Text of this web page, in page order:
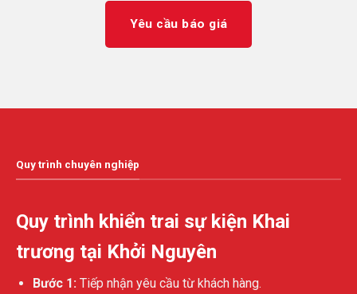
Yêu cầu báo giá
Quy trình chuyên nghiệp
Quy trình khiển trai sự kiện Khai
trương tại Khởi Nguyên
Bước 1: Tiếp nhận yêu cầu từ khách hàng.